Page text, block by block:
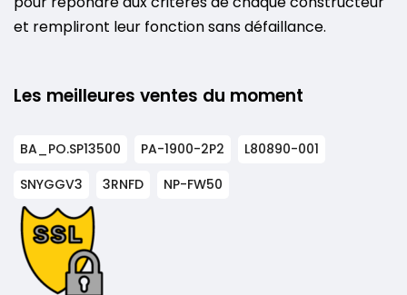
et rempliront leur fonction sans défaillance.
Les meilleures ventes du moment
BA_PO.SP13500 PA-1900-2P2
L80890-001
SNYGGV3
3RNFD NP-FW50